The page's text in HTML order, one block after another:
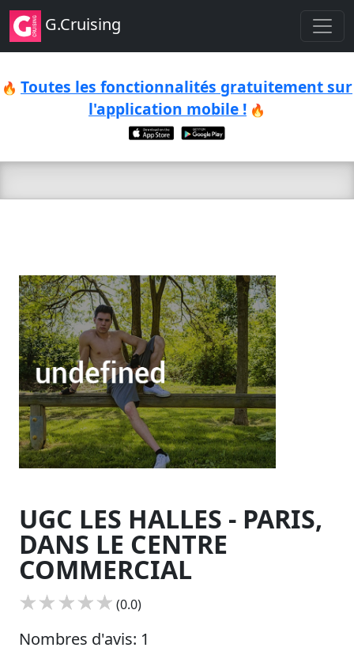
G.Cruising
🔥 Toutes les fonctionnalités gratuitement sur
l'application mobile ! 🔥
UGC LES HALLES - PARIS,
DANS LE CENTRE
COMMERCIAL
(0.0)
Nombres d'avis: 1